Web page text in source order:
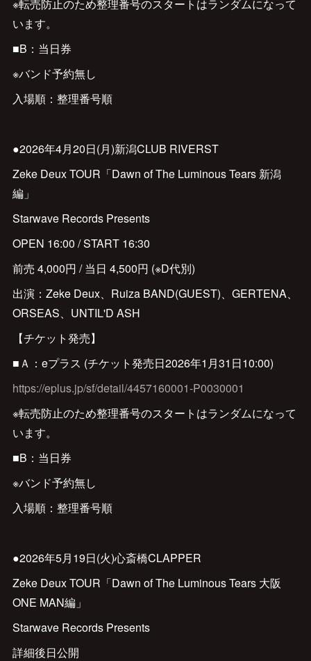
※転売防止のため整理番号のスタートはランダムになって
います。
■B：当日券
※バンド予約無し
入場順：整理番号順
●2026年4月20日(月)新潟CLUB RIVERST
Zeke Deux TOUR「Dawn of The Luminous Tears 新潟
編」
Starwave Records Presents
OPEN 16:00 / START 16:30
前売 4,000円 / 当日 4,500円 (※D代別)
出演：Zeke Deux、Ruiza BAND(GUEST)、GERTENA、
ORSEAS、UNTIL'D ASH
【チケット発売】
■Ａ：eプラス (チケット発売日2026年1月31日10:00)
https://eplus.jp/sf/detail/4457160001-P0030001
※転売防止のため整理番号のスタートはランダムになって
います。
■B：当日券
※バンド予約無し
入場順：整理番号順
●2026年5月19日(火)心斎橋CLAPPER
Zeke Deux TOUR「Dawn of The Luminous Tears 大阪
ONE MAN編」
Starwave Records Presents
詳細後日公開